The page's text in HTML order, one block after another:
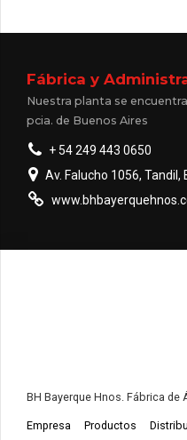
Fábrica y
Nuestra planta se
pcia. de Buenos Aires
+ 54 249 443 0650
Av. Falucho 1056,
BH Bayerque Hnos. Fábrica de
Empresa Productos